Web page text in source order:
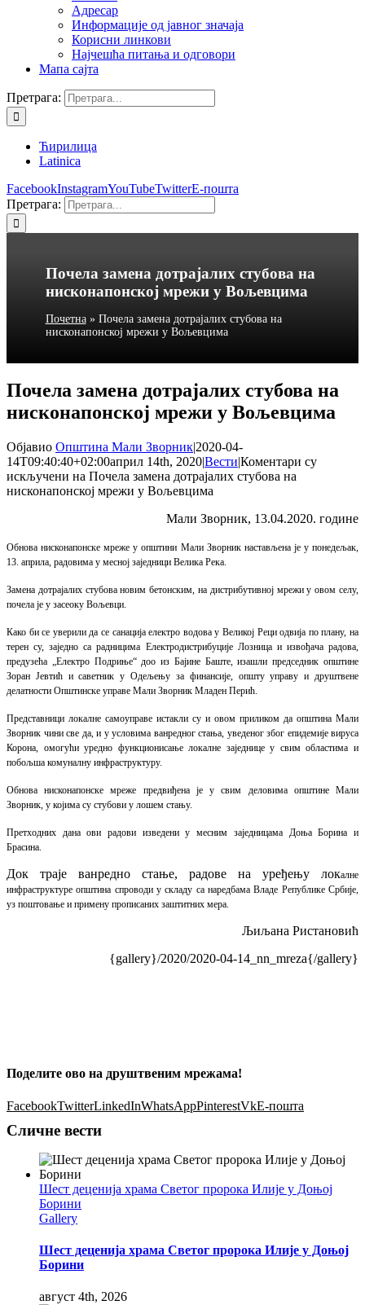
Адресар
Информације од јавног значаја
Корисни линкови
Најчешћа питања и одговори
Мапа сајта
Претрага:
Ћирилица
Latinica
FacebookInstagramYouTubeTwitterЕ-пошта
Претрага:
Почела замена дотрајалих стубова на
нисконапонској мрежи у Вољевцима
Почетна» Почела замена дотрајалих стубова на
нисконапонској мрежи у Вољевцима
Почела замена дотрајалих стубова на
нисконапонској мрежи у Вољевцима
Објавио Општина Мали Зворник|2020-04-
14T09:40:40+02:00април 14th, 2020|Вести|Коментари су
искључени на Почела замена дотрајалих стубова на
нисконапонској мрежи у Вољевцима
Мали Зворник, 13.04.2020. године
Обнова нисконапонске мреже у општини Мали Зворник настављена је у понедељак,
13. априла, радовима у месној заједници Велика Река.
Замена дотрајалих стубова новим бетонским, на дистрибутивној мрежи у овом селу,
почела је у засеоку Вољевци.
Како би се уверили да се санација електро водова у Великој Реци одвија по плану, на
терен су, заједно са радницима Електродистрибуције Лозница и извођача радова,
предузећа „Електро Подриње“ доо из Бајине Баште, изашли председник општине
Зоран Јевтић и саветник у Одељењу за финансије, општу управу и друштвене
делатности Општинске управе Мали Зворник Младен Перић.
Представници локалне самоуправе истакли су и овом приликом да општина Мали
Зворник чини све да, и у условима ванредног стања, уведеног због епидемије вируса
Корона, омогући уредно функционисање локалне заједнице у свим областима и
побољша комуналну инфраструктуру.
Обнова нисконапонске мреже предвиђена је у свим деловима општине Мали
Зворник, у којима су стубови у лошем стању.
Претходних дана ови радови изведени у месним заједницама Доња Борина и
Брасина.
Док траје ванредно стање, радове на уређењу локалне
инфраструктуре општина спроводи у складу са наредбама Владе Републике Србије,
уз поштовање и примену прописаних заштитних мера.
Љиљана Ристановић
{gallery}/2020/2020-04-14_nn_mreza{/gallery}
Поделите ово на друштвеним мрежама!
FacebookTwitterLinkedInWhatsAppPinterestVkЕ-пошта
Сличне вести
Шест деценија храма Светог пророка Илије у Доњој
Борини
Gallery
Шест деценија храма Светог пророка Илије у Доњој
Борини
август 4th, 2026